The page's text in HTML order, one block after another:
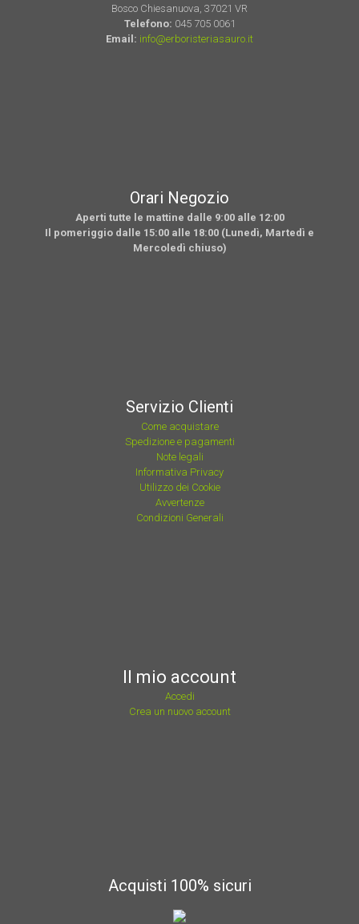
Bosco Chiesanuova, 37021 VR
Telefono: 045 705 0061
Email: info@erboristeriasauro.it
Orari Negozio
Aperti tutte le mattine dalle 9:00 alle 12:00
Il pomeriggio dalle 15:00 alle 18:00 (Lunedì, Martedì e
Mercoledì chiuso)
Servizio Clienti
Come acquistare
Spedizione e pagamenti
Note legali
Informativa Privacy
Utilizzo dei Cookie
Avvertenze
Condizioni Generali
Il mio account
Accedi
Crea un nuovo account
Acquisti 100% sicuri